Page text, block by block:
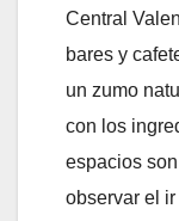
Central
bares y
un zumo
con los
espacios
observar el